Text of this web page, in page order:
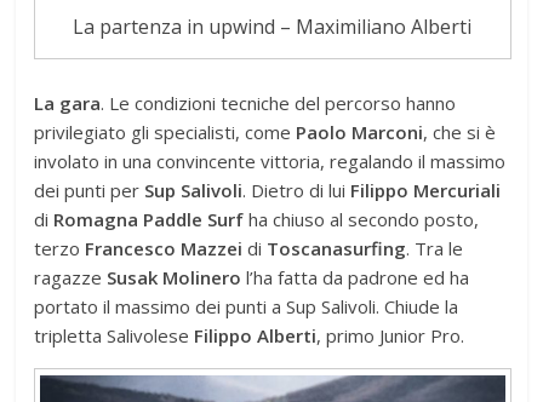
La partenza in upwind – Maximiliano Alberti
La gara. Le condizioni tecniche del percorso hanno
privilegiato gli specialisti, come Paolo Marconi, che si è
involato in una convincente vittoria, regalando il massimo
dei punti per Sup Salivoli. Dietro di lui Filippo Mercuriali
di Romagna Paddle Surf ha chiuso al secondo posto,
terzo Francesco Mazzei di Toscanasurfing. Tra le
ragazze Susak Molinero l’ha fatta da padrone ed ha
portato il massimo dei punti a Sup Salivoli. Chiude la
tripletta Salivolese Filippo Alberti, primo Junior Pro.